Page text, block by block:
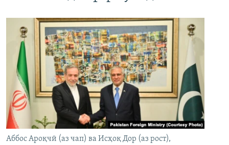
Аббос Ароқчӣ (аз чап) ва Исҳоқ Дор (аз рост),